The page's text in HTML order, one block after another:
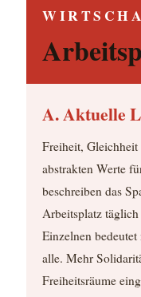
A. Aktuelle
Freiheit,
abstrakten Werte
beschreiben das
Arbeitsplatz
Einzelnen
alle. Mehr
Freiheitsräume